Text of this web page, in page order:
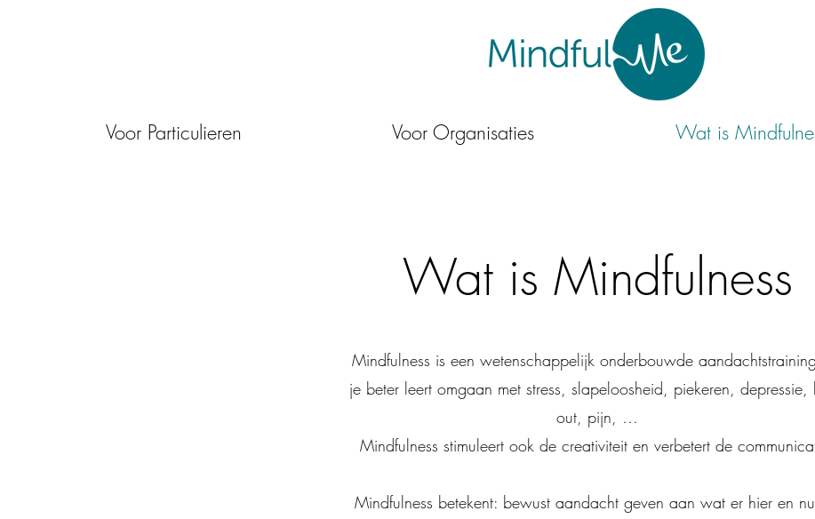
Voor Particulieren Voor Organisaties Wat is
Wat is Mindfulness
Mindfulness is een wetenschappelijk onderbouwde
je beter leert omgaan met stress, slapeloosheid, piekeren, depressie,
out, pijn, …
Mindfulness stimuleert ook de creativiteit en verbetert de
Mindfulness betekent: bewust aandacht geven aan wat er hier en